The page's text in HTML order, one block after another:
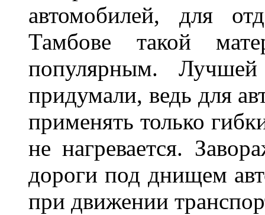
автомобилей, для
Тамбове такой
популярным.
придумали, ведь для
применять только
не нагревается.
дороги под днищем
при движении